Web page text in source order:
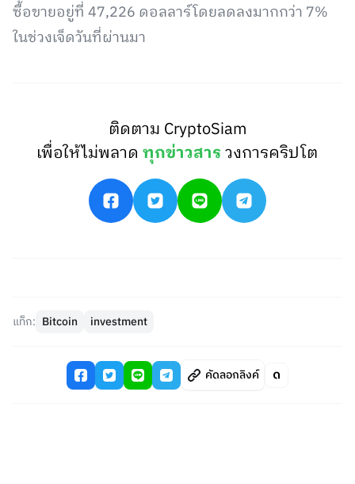
ซื้อขายอยู่ที่ 47,226 ดอลลาร์โดยลดลงมากกว่า 7%
ในช่วงเจ็ดวันที่ผ่านมา
ติดตาม CryptoSiam
เพื่อให้ไม่พลาดทุกข่าวสารวงการคริปโต
แท็ก: Bitcoin investment
คัดลอกลิงค์